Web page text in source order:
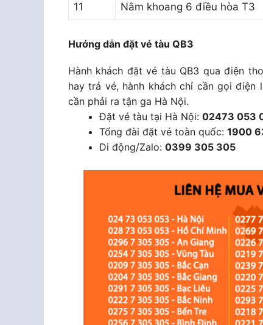
11 Nằm khoang 6 điều hòa T3
Hướng dẫn đặt vé tàu QB3
Hành khách đặt vé tàu QB3 qua điện
hay trả vé, hành khách chỉ cần gọi
cần phải ra tận ga Hà Nội.
Đặt vé tàu tại Hà Nội: 02473 053
Tổng đài đặt vé toàn quốc: 1900
Di động/Zalo: 0399 305 305